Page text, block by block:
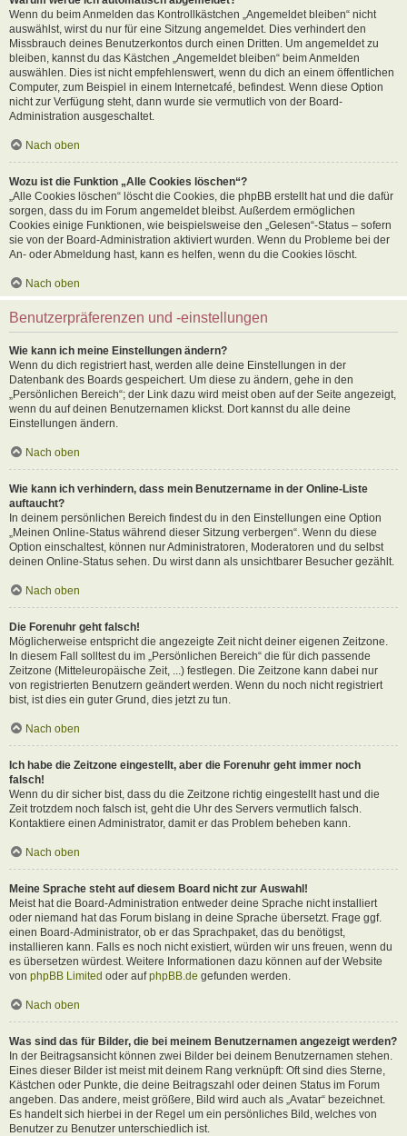
Wenn du beim Anmelden das Kontrollkästchen „Angemeldet bleiben“ nicht
auswählst, wirst du nur für eine Sitzung angemeldet. Dies verhindert den
Missbrauch deines Benutzerkontos durch einen Dritten. Um angemeldet zu
bleiben, kannst du das Kästchen „Angemeldet bleiben“ beim Anmelden
auswählen. Dies ist nicht empfehlenswert, wenn du dich an einem öffentlichen
Computer, zum Beispiel in einem Internetcafé, befindest. Wenn diese Option
nicht zur Verfügung steht, dann wurde sie vermutlich von der Board-
Administration ausgeschaltet.
Nach oben
Wozu ist die Funktion „Alle Cookies löschen“?
„Alle Cookies löschen“ löscht die Cookies, die phpBB erstellt hat und die dafür
sorgen, dass du im Forum angemeldet bleibst. Außerdem ermöglichen
Cookies einige Funktionen, wie beispielsweise den „Gelesen“-Status – sofern
sie von der Board-Administration aktiviert wurden. Wenn du Probleme bei der
An- oder Abmeldung hast, kann es helfen, wenn du die Cookies löscht.
Nach oben
Benutzerpräferenzen und -einstellungen
Wie kann ich meine Einstellungen ändern?
Wenn du dich registriert hast, werden alle deine Einstellungen in der
Datenbank des Boards gespeichert. Um diese zu ändern, gehe in den
„Persönlichen Bereich“; der Link dazu wird meist oben auf der Seite angezeigt,
wenn du auf deinen Benutzernamen klickst. Dort kannst du alle deine
Einstellungen ändern.
Nach oben
Wie kann ich verhindern, dass mein Benutzername in der Online-Liste
auftaucht?
In deinem persönlichen Bereich findest du in den Einstellungen eine Option
„Meinen Online-Status während dieser Sitzung verbergen“. Wenn du diese
Option einschaltest, können nur Administratoren, Moderatoren und du selbst
deinen Online-Status sehen. Du wirst dann als unsichtbarer Besucher gezählt.
Nach oben
Die Forenuhr geht falsch!
Möglicherweise entspricht die angezeigte Zeit nicht deiner eigenen Zeitzone.
In diesem Fall solltest du im „Persönlichen Bereich“ die für dich passende
Zeitzone (Mitteleuropäische Zeit, ...) festlegen. Die Zeitzone kann dabei nur
von registrierten Benutzern geändert werden. Wenn du noch nicht registriert
bist, ist dies ein guter Grund, dies jetzt zu tun.
Nach oben
Ich habe die Zeitzone eingestellt, aber die Forenuhr geht immer noch
falsch!
Wenn du dir sicher bist, dass du die Zeitzone richtig eingestellt hast und die
Zeit trotzdem noch falsch ist, geht die Uhr des Servers vermutlich falsch.
Kontaktiere einen Administrator, damit er das Problem beheben kann.
Nach oben
Meine Sprache steht auf diesem Board nicht zur Auswahl!
Meist hat die Board-Administration entweder deine Sprache nicht installiert
oder niemand hat das Forum bislang in deine Sprache übersetzt. Frage ggf.
einen Board-Administrator, ob er das Sprachpaket, das du benötigst,
installieren kann. Falls es noch nicht existiert, würden wir uns freuen, wenn du
es übersetzen würdest. Weitere Informationen dazu können auf der Website
von phpBB Limited oder aufphpBB.de gefunden werden.
Nach oben
Was sind das für Bilder, die bei meinem Benutzernamen angezeigt werden?
In der Beitragsansicht können zwei Bilder bei deinem Benutzernamen stehen.
Eines dieser Bilder ist meist mit deinem Rang verknüpft: Oft sind dies Sterne,
Kästchen oder Punkte, die deine Beitragszahl oder deinen Status im Forum
angeben. Das andere, meist größere, Bild wird auch als „Avatar“ bezeichnet.
Es handelt sich hierbei in der Regel um ein persönliches Bild, welches von
Benutzer zu Benutzer unterschiedlich ist.